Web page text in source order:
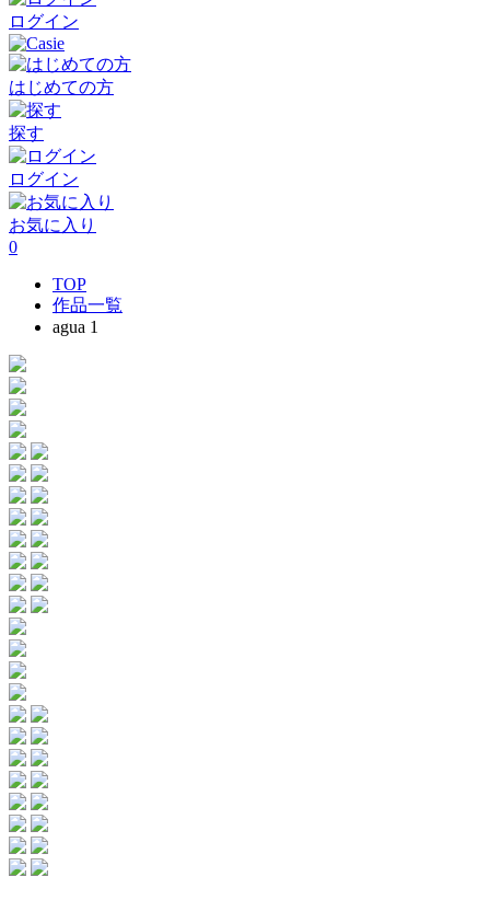
ログイン
はじめての方
探す
ログイン
お気に入り
0
TOP
作品一覧
agua 1